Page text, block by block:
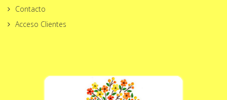
Contacto
Acceso Clientes